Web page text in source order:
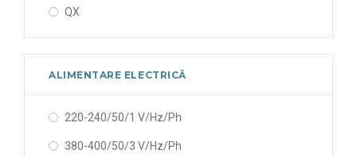
QX
ALIMENTARE ELECTRICĂ
220-240/50/1 V/Hz/Ph
380-400/50/3 V/Hz/Ph